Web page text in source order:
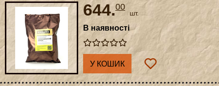
644.00
шт.
В наявності
У КОШИК